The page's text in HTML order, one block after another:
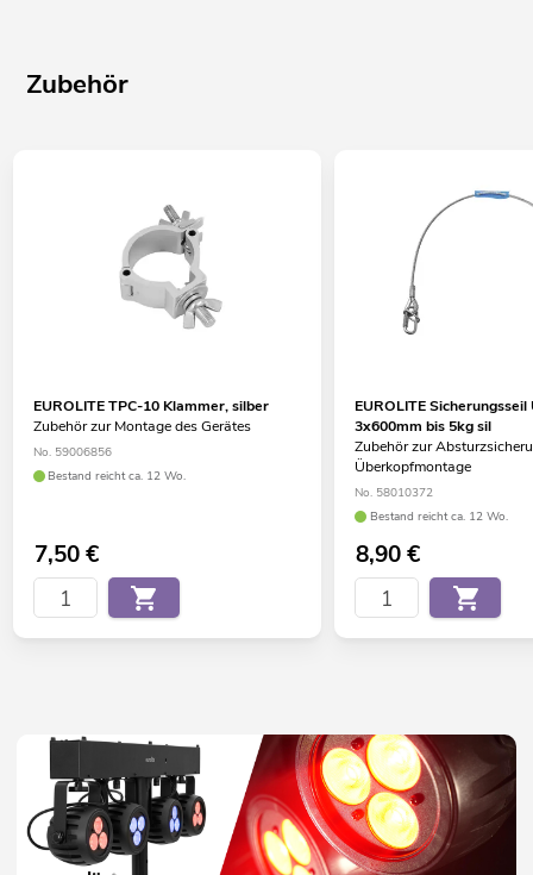
Zubehör
EUROLITE TPC-10 Klammer, silber
Zubehör zur Montage des Gerätes
No. 59006856
Bestand reicht ca. 12 Wo.
7,50€
EUROLITE Sicherungsseil
3x600mm bis 5kg sil
Zubehör zur
Überkopfmontage
No. 58010372
Bestand reicht ca. 12 Wo.
8,90€